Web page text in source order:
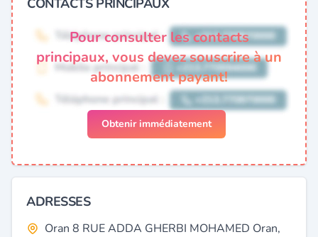
CONTACTS PRINCIPAUX
Pour consulter les contacts
principaux, vous devez souscrire à un
abonnement payant!
Obtenir immédiatement
ADRESSES
Oran 8 RUE ADDA GHERBI MOHAMED Oran,